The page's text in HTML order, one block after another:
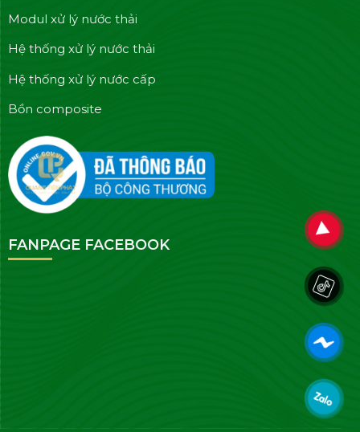
Modul xử lý nước thải
Hệ thống xử lý nước thải
Hệ thống xử lý nước cấp
Bồn composite
FANPAGE FACEBOOK